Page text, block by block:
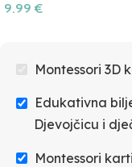
9.99€
Montessori 3D
Edukativna
Djevojčicu i
Montessori